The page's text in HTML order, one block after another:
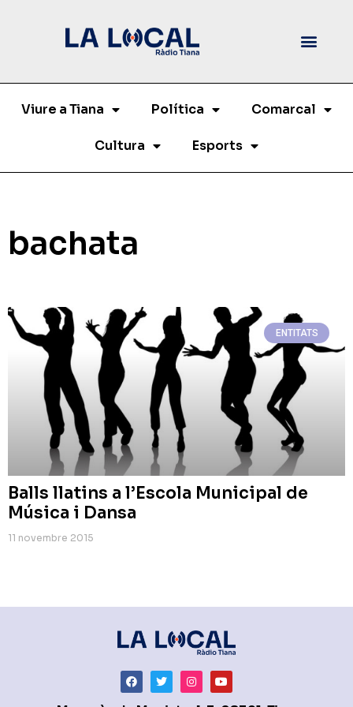
Viure a Tiana Política Comarcal
Cultura Esports
bachata
ENTITATS
Balls llatins a l’Escola Municipal de
Música i Dansa
11 novembre 2015